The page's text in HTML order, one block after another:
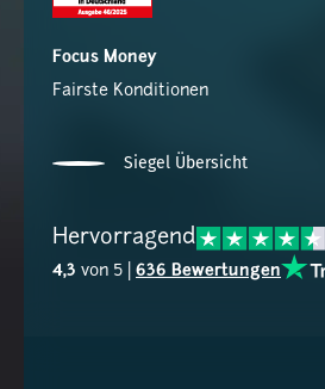
Focus Money
Fairste Konditionen
Siegel Übersicht
Hervorragend
4,3 von 5 | 636 Bewertungen